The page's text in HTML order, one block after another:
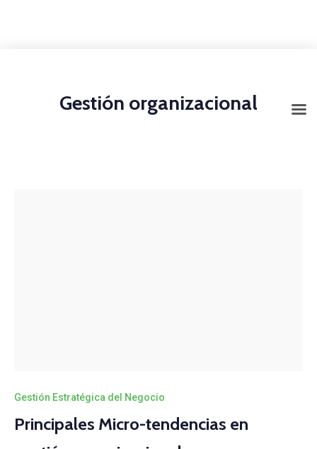
Gestión organizacional
Gestión Estratégica del Negocio
Principales Micro-tendencias en